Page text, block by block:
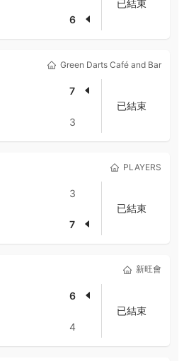
6
已結束
Green Darts Café and Bar
7
3
已結束
PLAYERS
3
7
已結束
新旺會
6
4
已結束